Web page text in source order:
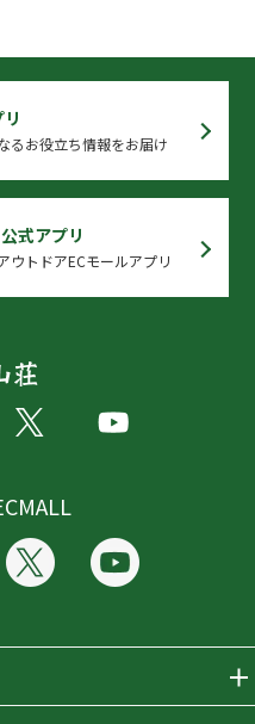
るお役立ち情報をお届け
式アプリ
ウトドアECモールアプリ